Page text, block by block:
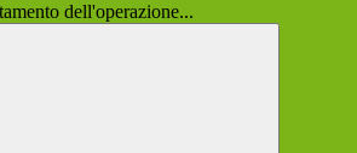
dell'operazione...